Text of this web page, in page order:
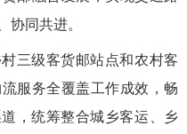
协同共进。
三级客货邮站点和农村客
服务全覆盖工作成效，畅
，统筹整合城乡客运、乡